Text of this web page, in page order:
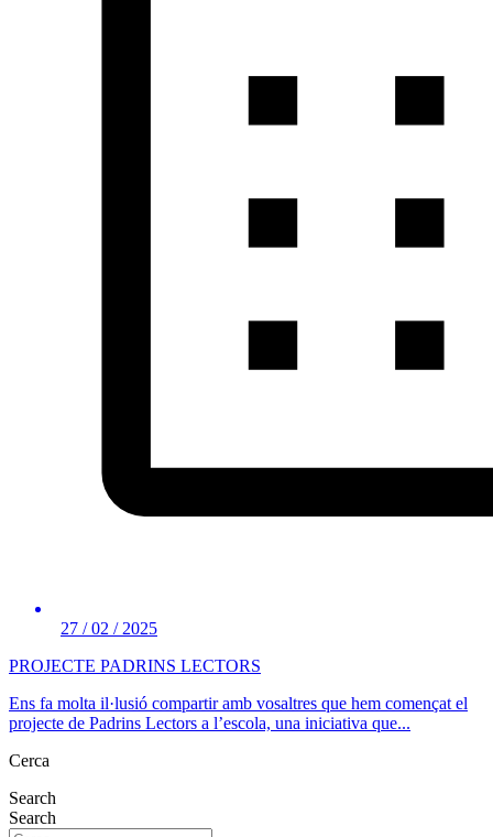
27 / 02 / 2025
PROJECTE PADRINS LECTORS
Ens fa molta il·lusió compartir amb vosaltres que hem començat el
projecte de Padrins Lectors a l’escola, una iniciativa que...
Cerca
Search
Search